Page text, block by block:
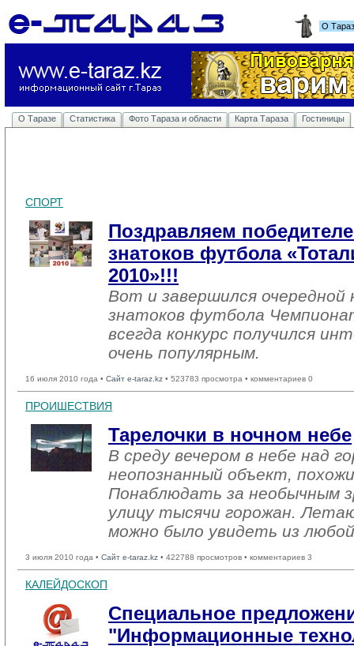
О
О Таразе Статистика Фото Тараза и области Карта Тараза Гостиницы
СПОРТ
Поздравляем
знатоков футбола
2010»!!!
Вот и завершился очередной
знатоков футбола
всегда конкурс получился
очень популярным.
16 июля 2010 года • Сайт e-taraz.kz • 523783 просмотра • комментариев 0
ПРОИШЕСТВИЯ
Тарелочки в ночном небе
В среду вечером в небе над
неопознанный объект,
Понаблюдать за необычным
улицу тысячи горожан.
можно было увидеть из
3 июля 2010 года • Сайт e-taraz.kz • 422788 просмотров • комментариев 3
КАЛЕЙДОСКОП
Специальное
"Информационные